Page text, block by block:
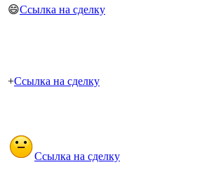
😄Ссылка на сделку
+Ссылка на сделку
Ссылка на сделку